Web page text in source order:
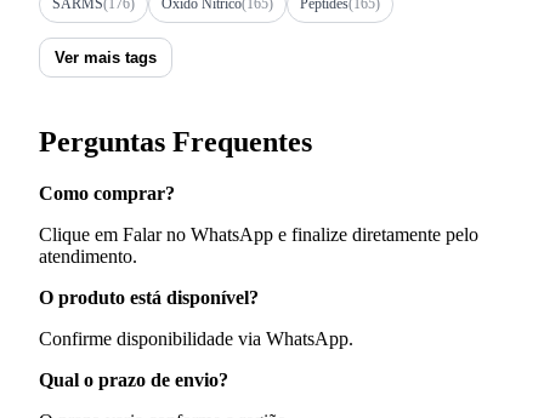
SARMS(176) Óxido Nítrico(165) Peptides(165)
Ver mais tags
Perguntas Frequentes
Como comprar?
Clique em Falar no WhatsApp e finalize diretamente pelo
atendimento.
O produto está disponível?
Confirme disponibilidade via WhatsApp.
Qual o prazo de envio?